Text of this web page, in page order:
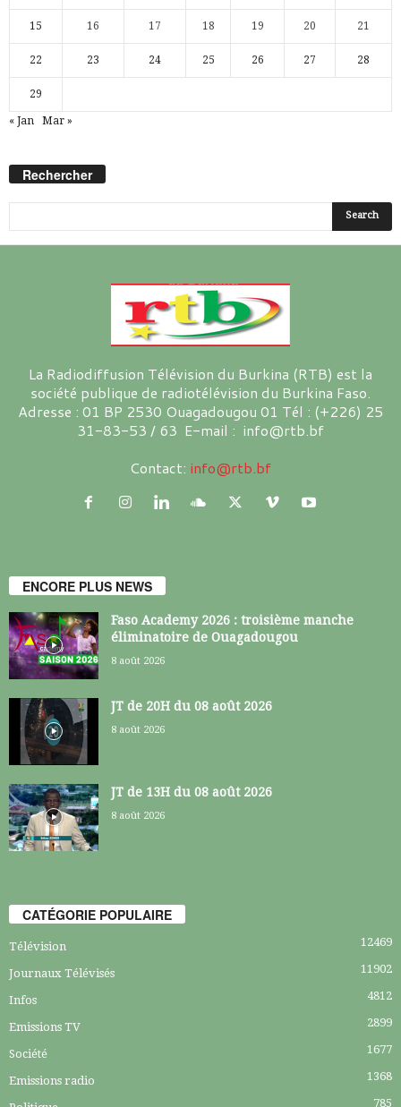
15 16 17 18 19 20 21
22 23 24 25 26 27 28
29
« Jan Mar »
Rechercher
La Radiodiffusion Télévision du Burkina (RTB) est la
société publique de radiotélévision du Burkina Faso.
Adresse : 01 BP 2530 Ouagadougou 01 Tél : (+226) 25
31-83-53 / 63 E-mail : info@rtb.bf
Contact: info@rtb.bf
ENCORE PLUS NEWS
Faso Academy 2026 : troisième manche
éliminatoire de Ouagadougou
8 août 2026
JT de 20H du 08 août 2026
8 août 2026
JT de 13H du 08 août 2026
8 août 2026
CATÉGORIE POPULAIRE
Télévision 12469
Journaux Télévisés 11902
Infos 4812
Emissions TV 2899
Société 1677
Emissions radio 1368
785